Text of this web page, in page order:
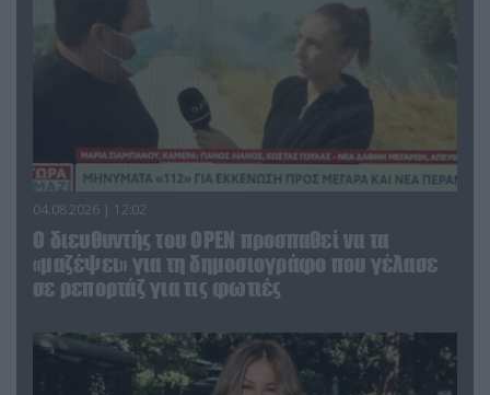
04.08.2026 | 12:02
O διευθυντής του OPEN προσπαθεί να τα
«μαζέψει» για τη δημοσιογράφο που γέλασε
σε ρεπορτάζ για τις φωτιές